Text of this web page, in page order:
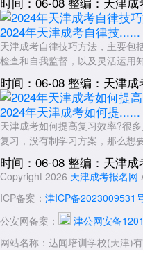
2024年天津成考自律技......
天津成考自律技巧方法，主要包
检查和自我监督，以及灵活运用
时间：06-08 整编：天津成
2024年天津成考如何提......
天津成考如何提高复习效率?很
复习，没有制学习方案，那么想
时间：06-08 整编：天津成
Copyright 2026 天津成考报名网
ICP备案： 津ICP备2023009531
公安网备案：
津公网安备
网站名称：达闻培训学校(天津)